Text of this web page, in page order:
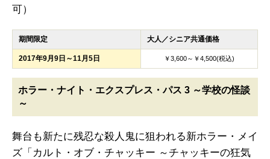
可）
期間限定 大人／シニア共通価格
2017年9月9日～11月5日 ￥3,600～￥4,500(税込)
ホラー・ナイト・エクスプレス・パス 3 ～学校の怪談
～
舞台も新たに残忍な殺人鬼に狙われる新ホラー・メイ
ズ「カルト・オブ・チャッキー ～チャッキーの狂気